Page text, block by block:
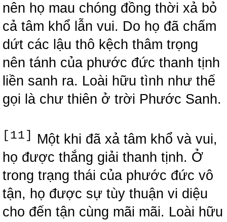
nên họ mau chóng đồng thời xả bỏ
cả tâm khổ lẫn vui. Do họ đã chấm
dứt các lậu thô kệch thâm trọng
nên tánh của phước đức thanh tịnh
liền sanh ra. Loài hữu tình như thế
gọi là chư thiên ở trời Phước Sanh.
[11]
Một khi đã xả tâm khổ và vui,
họ được thắng giải thanh tịnh. Ở
trong trạng thái của phước đức vô
tận, họ được sự tùy thuận vi diệu
cho đến tận cùng mãi mãi. Loài hữu